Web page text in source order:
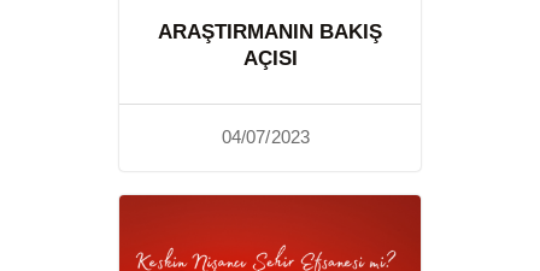
ARAŞTIRMANIN BAKIŞ
AÇISI
04/07/2023